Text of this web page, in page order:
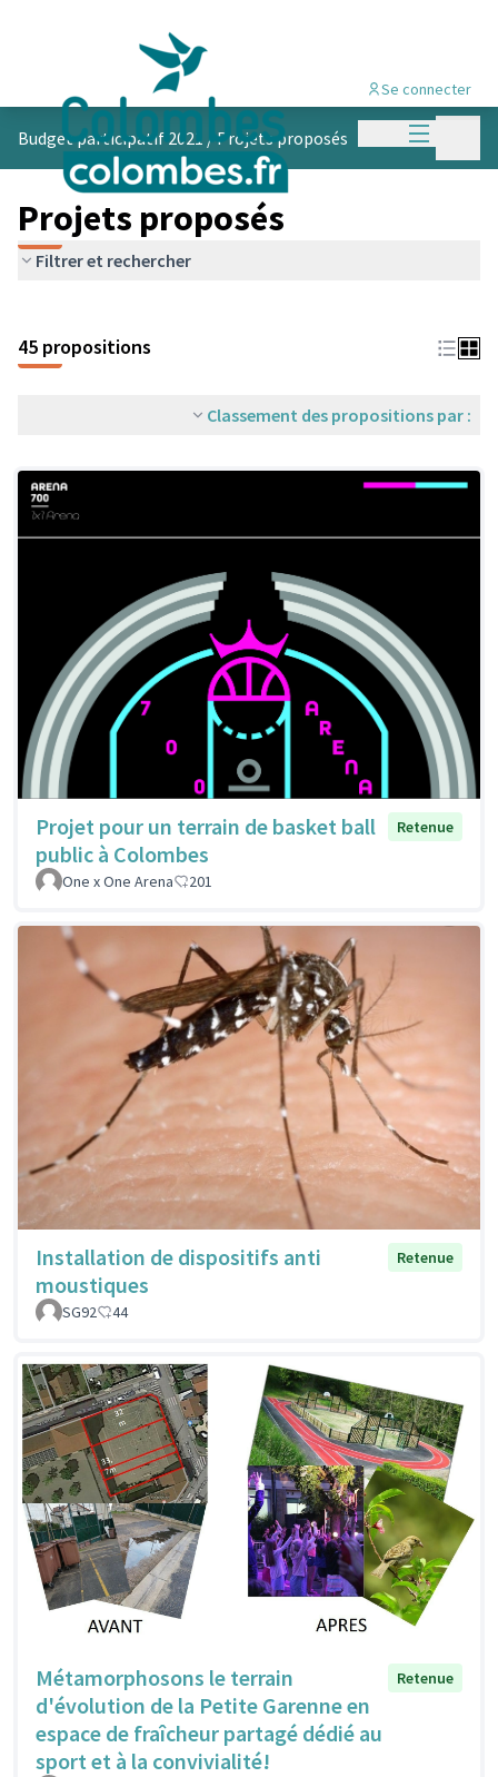
Menu
Se connecter
Budget participatif 2021 /Projets proposés
Projets proposés
Filtrer et rechercher
45 propositions
Classement des propositions par :
Projet pour un terrain de basket ball
public à Colombes
Retenue
One x One Arena 201
Installation de dispositifs anti
moustiques
Retenue
SG92 44
Métamorphosons le terrain
d'évolution de la Petite Garenne en
espace de fraîcheur partagé dédié au
sport et à la convivialité!
Retenue